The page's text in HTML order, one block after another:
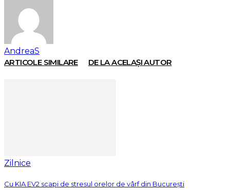
AndreaS
ARTICOLE SIMILARE
DE LA ACELAȘI AUTOR
Zilnice
Cu KIA EV2 scapi de stresul orelor de vârf din București